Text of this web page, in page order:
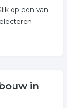
op een van
in